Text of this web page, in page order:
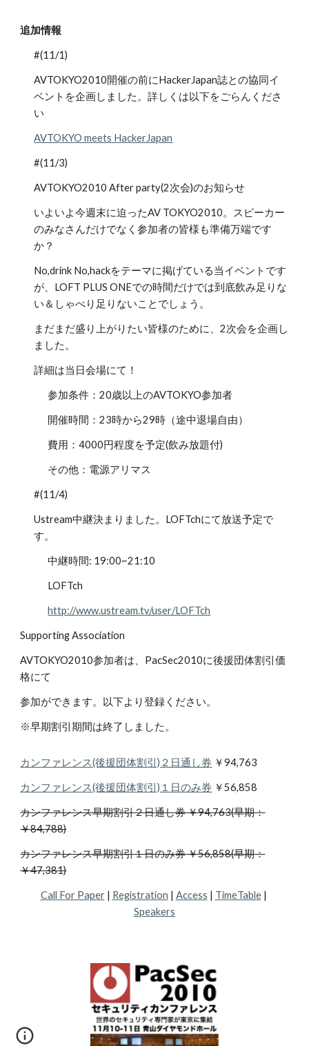
追加情報
#(11/1)
AVTOKYO2010開催の前にHackerJapan誌との協同イ
ベントを企画しました。詳しくは以下をごらんくださ
い
AVTOKYO meets HackerJapan
#(11/3)
AVTOKYO2010 After party(2次会)のお知らせ
いよいよ今週末に迫ったAV TOKYO2010。スピーカー
のみなさんだけでなく参加者の皆様も準備万端です
か？
No,drink No,hackをテーマに掲げている当イベントです
が、LOFT PLUS ONEでの時間だけでは到底飲み足りな
い＆しゃべり足りないことでしょう。
まだまだ盛り上がりたい皆様のために、2次会を企画し
ました。
詳細は当日会場にて！
参加条件：20歳以上のAVTOKYO参加者
開催時間：23時から29時（途中退場自由）
費用：4000円程度を予定(飲み放題付)
その他：電源アリマス
#(11/4)
Ustream中継決まりました。LOFTchにて放送予定で
す。
中継時間: 19:00~21:10
LOFTch
http://www.ustream.tv/user/LOFTch
Supporting Association
AVTOKYO2010参加者は、PacSec2010に後援団体割引価
格にて
参加ができます。以下より登録ください。
※早期割引期間は終了しました。
カンファレンス(後援団体割引)２日通し券 ￥94,763
カンファレンス(後援団体割引)１日のみ券 ￥56,858
カンファレンス早期割引２日通し券 ￥94,763(早期：
￥84,788)
カンファレンス早期割引１日のみ券 ￥56,858(早期：
￥47,381)
Call For Paper | Registration | Access | TimeTable
Speakers